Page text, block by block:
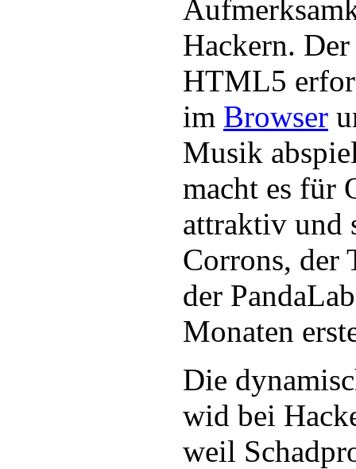
Hackern. Der
HTML5
im Browser
Musik
macht es für
attraktiv und
Corrons, der
der
Monaten
Die
wid bei
weil